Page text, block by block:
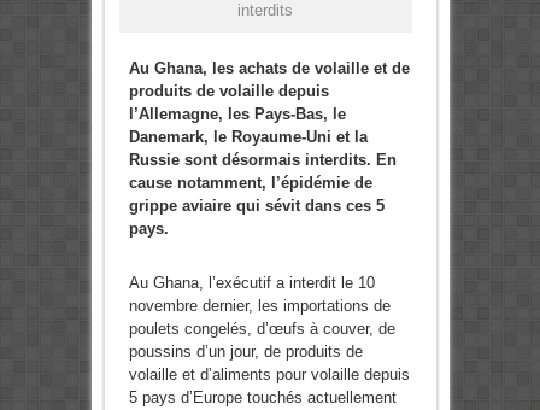
interdits
Au Ghana, les achats de volaille et de
produits de volaille depuis
l’Allemagne, les Pays-Bas, le
Danemark, le Royaume-Uni et la
Russie sont désormais interdits. En
cause notamment, l’épidémie de
grippe aviaire qui sévit dans ces 5
pays.
Au Ghana, l’exécutif a interdit le 10
novembre dernier, les importations de
poulets congelés, d’œufs à couver, de
poussins d’un jour, de produits de
volaille et d’aliments pour volaille depuis
5 pays d’Europe touchés actuellement